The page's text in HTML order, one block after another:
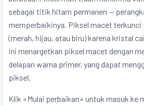
sebagai titik hitam permanen —
memperbaikinya. Piksel macet terkunci
(merah, hijau, atau biru) karena kristal
ini menargetkan piksel macet dengan
delapan warna primer, yang dapat
piksel.
Klik «Mulai perbaikan» untuk masuk ke